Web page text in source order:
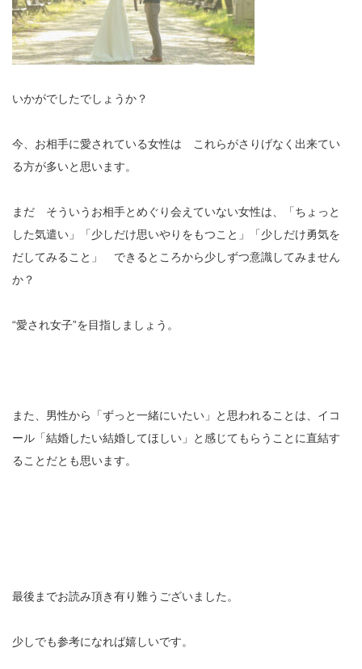
いかがでしたでしょうか？
今、お相手に愛されている女性は これらがさりげなく出来てい
る方が多いと思います。
まだ そういうお相手とめぐり会えていない女性は、「ちょっと
した気遣い」「少しだけ思いやりをもつこと」「少しだけ勇気を
だしてみること」 できるところから少しずつ意識してみません
か？
“愛され女子”を目指しましょう。
また、男性から「ずっと一緒にいたい」と思われることは、イコ
ール「結婚したい結婚してほしい」と感じてもらうことに直結す
ることだとも思います。
最後までお読み頂き有り難うございました。
少しでも参考になれば嬉しいです。